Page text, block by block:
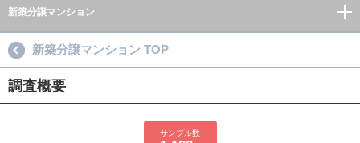
新築分譲マンション
新築分譲マンション TOP
調査概要
サンプル数